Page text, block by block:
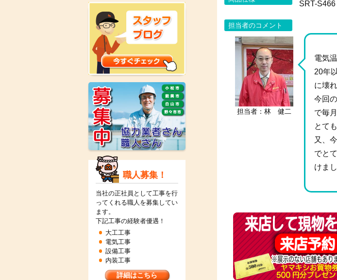
SRT-S466
担当者のコメント
担当者：林 健二
電気
20年
に壊
今回
で毎
とて
又、
でと
けまし
朝日店
羽咋店
金沢田上店
職人募集！
当社の正社員として工事を行
ってくれる職人を募集してい
ます。
下記工事の経験者優遇！
大工工事
電気工事
設備工事
内装工事
詳細はこちら